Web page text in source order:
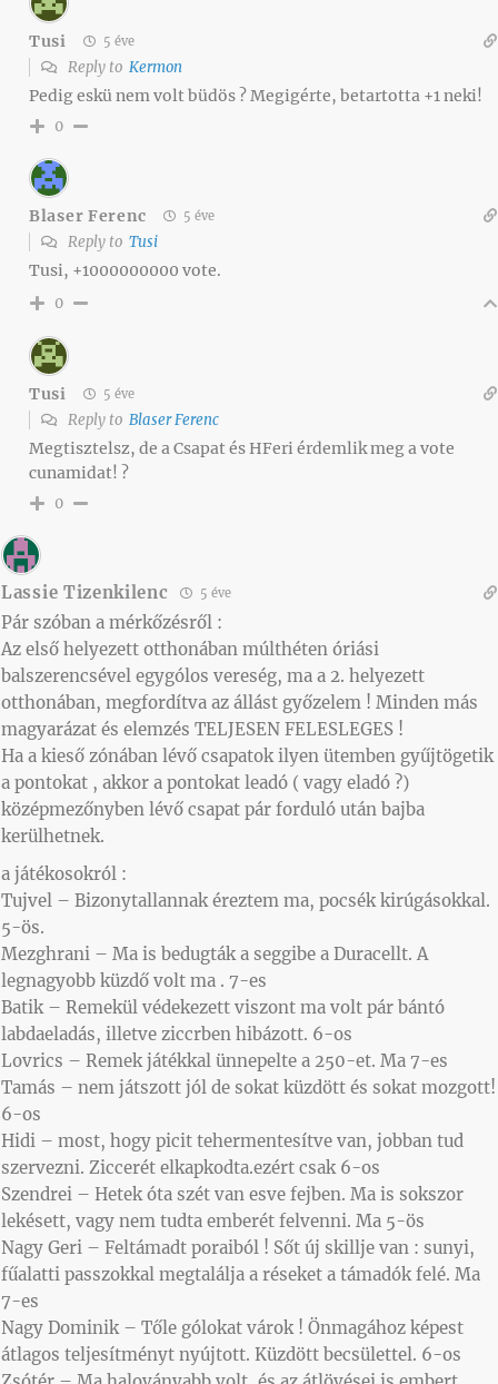
Tusi 5 éve
Reply to Kermon
Pedig eskü nem volt büdös ? Megigérte, betartotta +1 neki!
0
Blaser Ferenc 5 éve
Reply to Tusi
Tusi, +1000000000 vote.
0
Tusi 5 éve
Reply to Blaser Ferenc
Megtisztelsz, de a Csapat és HFeri érdemlik meg a vote
cunamidat! ?
0
Lassie Tizenkilenc 5 éve
Pár szóban a mérkőzésről :
Az első helyezett otthonában múlthéten óriási
balszerencsével egygólos vereség, ma a 2. helyezett
otthonában, megfordítva az állást győzelem ! Minden más
magyarázat és elemzés TELJESEN FELESLEGES !
Ha a kieső zónában lévő csapatok ilyen ütemben gyűjtögetik
a pontokat , akkor a pontokat leadó ( vagy eladó ?)
középmezőnyben lévő csapat pár forduló után bajba
kerülhetnek.
a játékosokról :
Tujvel – Bizonytallannak éreztem ma, pocsék kirúgásokkal.
5-ös.
Mezghrani – Ma is bedugták a seggibe a Duracellt. A
legnagyobb küzdő volt ma . 7-es
Batik – Remekül védekezett viszont ma volt pár bántó
labdaeladás, illetve ziccrben hibázott. 6-os
Lovrics – Remek játékkal ünnepelte a 250-et. Ma 7-es
Tamás – nem játszott jól de sokat küzdött és sokat mozgott!
6-os
Hidi – most, hogy picit tehermentesítve van, jobban tud
szervezni. Ziccerét elkapkodta.ezért csak 6-os
Szendrei – Hetek óta szét van esve fejben. Ma is sokszor
lekésett, vagy nem tudta emberét felvenni. Ma 5-ös
Nagy Geri – Feltámadt poraiból ! Sőt új skillje van : sunyi,
fűalatti passzokkal megtalálja a réseket a támadók felé. Ma
7-es
Nagy Dominik – Tőle gólokat várok ! Önmagához képest
átlagos teljesítményt nyújtott. Küzdött becsülettel. 6-os